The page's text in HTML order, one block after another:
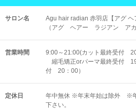
サロン名
Agu hair radian 赤羽店【アグ ヘ
（アグ ヘアー ラジアン アカ
営業時間
9:00～21:00(カット最終受付
縮毛矯正orパーマ最終受付
付 20：00）
定休日
年中無休 ※年末年始は除外 ※
下さい。